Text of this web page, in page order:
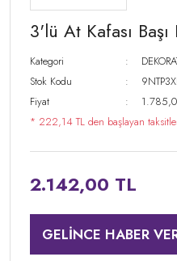
3'lü At Kafası
Kategori
Stok Kodu
Fiyat
* 222,14 TL den başlayan
2.142,00 TL
GELİNCE HABER